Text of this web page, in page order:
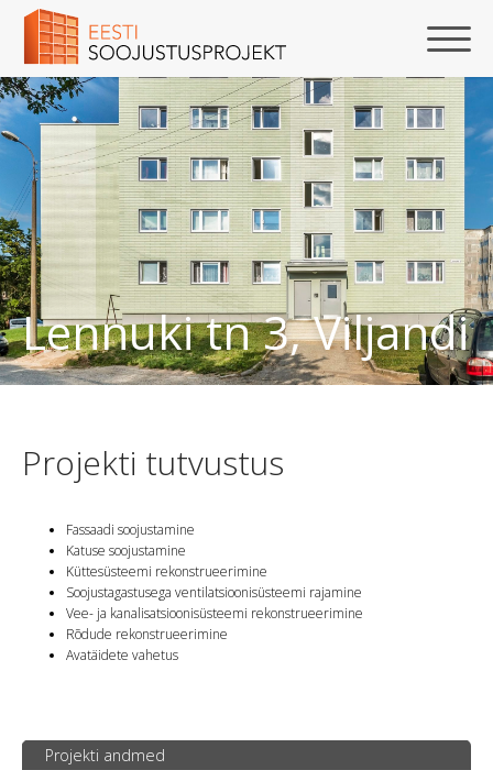
Lennuki tn 3, Viljandi
Projekti tutvustus
Fassaadi soojustamine
Katuse soojustamine
Küttesüsteemi rekonstrueerimine
Soojustagastusega ventilatsioonisüsteemi rajamine
Vee- ja kanalisatsioonisüsteemi rekonstrueerimine
Rõdude rekonstrueerimine
Avatäidete vahetus
Projekti andmed